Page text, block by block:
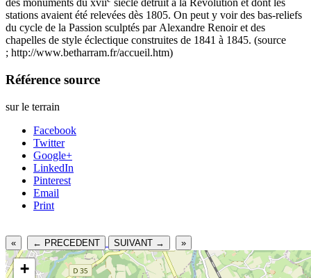
des monuments du xvii
siècle détruit à la Révolution et dont les
stations avaient été relevées dès 1805. On peut y voir des bas-reliefs
du cycle de la Passion sculptés par Alexandre Renoir et des
chapelles de style éclectique construites de 1841 à 1845. (source
; http://www.betharram.fr/accueil.htm)
Référence source
sur le terrain
Facebook
Twitter
Google+
LinkedIn
Pinterest
Email
Print
« ← PRECEDENT SUIVANT → »
+